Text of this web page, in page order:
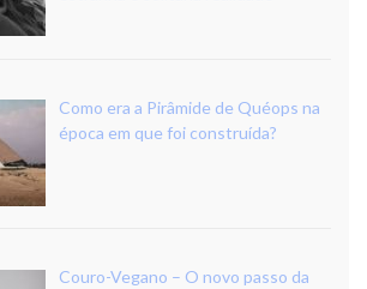
Como era a Pirâmide de Quéops na
época em que foi construída?
Couro-Vegano – O novo passo da